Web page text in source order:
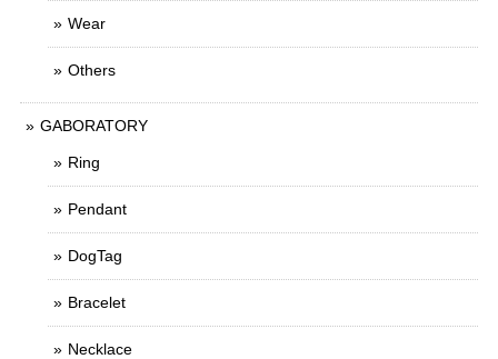
Wear
Others
GABORATORY
Ring
Pendant
DogTag
Bracelet
Necklace